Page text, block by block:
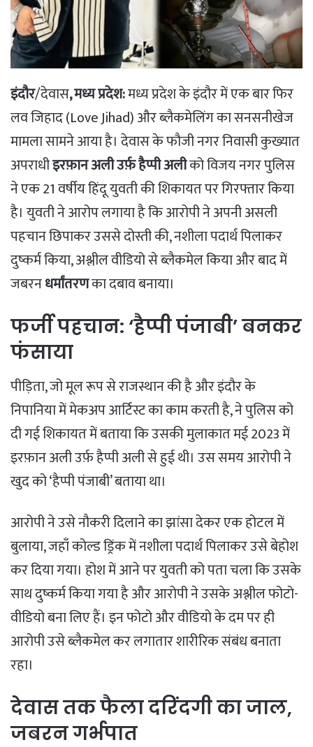
इंदौर/देवास, मध्य प्रदेश:मध्य प्रदेश के इंदौर में एक बार फिर
लव जिहाद (Love Jihad) और ब्लैकमेलिंग का सनसनीखेज
मामला सामने आया है। देवास के फौजी नगर निवासी कुख्यात
अपराधीइरफ़ान अली उर्फ़ हैप्पी अलीको विजय नगर पुलिस
ने एक 21 वर्षीय हिंदू युवती की शिकायत पर गिरफ्तार किया
है। युवती ने आरोप लगाया है कि आरोपी ने अपनी असली
पहचान छिपाकर उससे दोस्ती की, नशीला पदार्थ पिलाकर
दुष्कर्म किया, अश्लील वीडियो से ब्लैकमेल किया और बाद में
जबरनधर्मांतरणका दबाव बनाया।
​फर्जी पहचान: ‘हैप्पी पंजाबी’ बनकर
फंसाया
​पीड़िता, जो मूल रूप से राजस्थान की है और इंदौर के
निपानिया में मेकअप आर्टिस्ट का काम करती है, ने पुलिस को
दी गई शिकायत में बताया कि उसकी मुलाकात मई 2023 में
इरफ़ान अली उर्फ़ हैप्पी अली से हुई थी। उस समय आरोपी ने
खुद को ‘हैप्पी पंजाबी’ बताया था।
​आरोपी ने उसे नौकरी दिलाने का झांसा देकर एक होटल में
बुलाया, जहाँ कोल्ड ड्रिंक में नशीला पदार्थ पिलाकर उसे बेहोश
कर दिया गया। होश में आने पर युवती को पता चला कि उसके
साथ दुष्कर्म किया गया है और आरोपी ने उसके अश्लील फोटो-
वीडियो बना लिए हैं। इन फोटो और वीडियो के दम पर ही
आरोपी उसे ब्लैकमेल कर लगातार शारीरिक संबंध बनाता
रहा।
​देवास तक फैला दरिंदगी का जाल,
जबरन गर्भपात